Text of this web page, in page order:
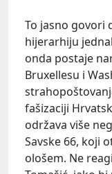
To jasno govori
hijerarhiju
onda postaje
Bruxellesu i
fašizaciji
održava više
Savske 66, koji
ološem. Ne